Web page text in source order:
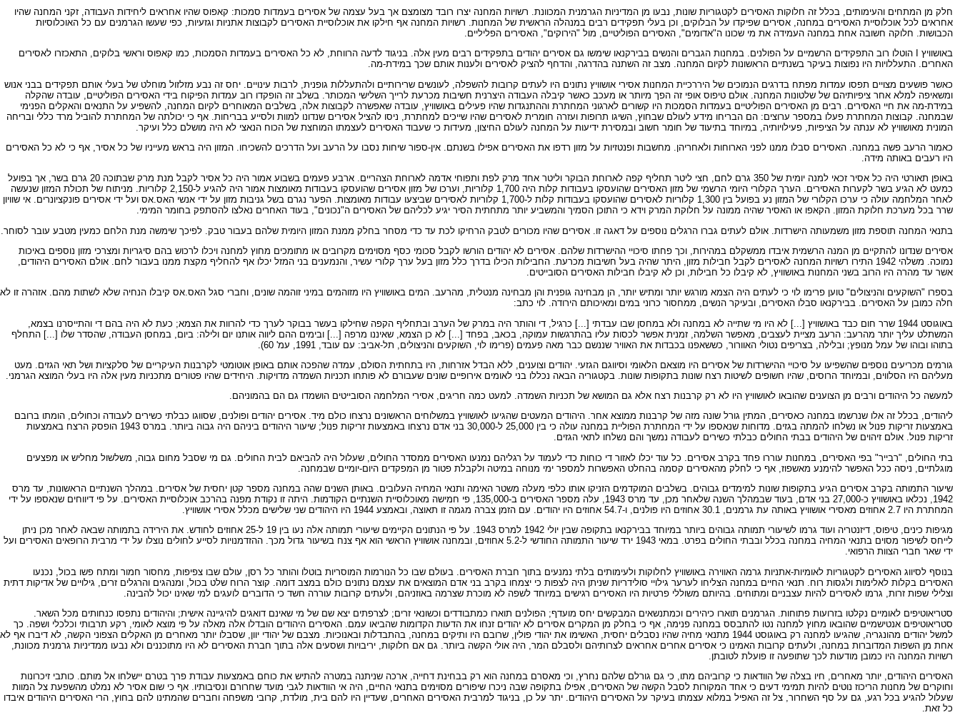
חלק מן המתחים והעימותים, בכלל זה חלוקות האסירים לקטגוריות שונות, נבעו מן המדיניות הגרמנית המכוונת. רשויות המחנה יצרו רובד מצומצם אך בעל עצמה של אסירים בעמדות סמכות: קאפוס שהיו אחראים ליחידות העבודה, זקני המחנה שהיו
אחראים לכל אוכלוסיית האסירים במחנה, אסירים שפיקדו על הבלוקים, וכן בעלי תפקידים רבים במנהלה הראשית של המחנות. רשויות המחנה אף חילקו את אוכלוסיית האסירים לקבוצות אתניות וגזעיות, כפי שעשו הגרמנים עם כל האוכלוסיות
הכבושות. חלוקה חשובה אחת במחנה העמידה את מי שכונו ה"אדומים", האסירים הפוליטיים, מול "הירוקים", האסירים הפליליים.
באושוויץ I הוטלו רוב התפקידים הרשמיים על הפולנים. במחנות הגברים והנשים בבירקנאו שימשו גם אסירים יהודים בתפקידים רבים מעין אלה. בניגוד לדעה הרווחת, לא כל האסירים בעמדות הסמכות, כמו קאפוס וראשי בלוקים, התאכזרו לאסירים
האחרים. התעללויות היו נפוצות בעיקר בשנתיים הראשונות לקיום המחנה. מצב זה השתנה בהדרגה, והדחף להציק לאסירים ולענות אותם שכך במידת-מה.
כאשר פושעים מצויים תפסו עמדות מפתח בדרגים הנמוכים של היררכיית המחנות אסירי אושוויץ נתונים היו לעתים קרובות להשפלה, לעונשים שרירותיים ולהתעללות גופנית, לרבות עינויים. יחס זה נבע מזלזול מוחלט של בעלי אותם תפקידים בבני אנוש
ומשאיפה למלא אחר ציפיותיהם של שלטונות המחנה. אולם טיפוס אופי זה הפך מיותר או מעכב כאשר קיבלה העבודה היצרנית חשיבות מכרעת לרייך השלישי המכותר. בשלב זה הופקדו רוב עמדות הפיקוח בידי האסירים הפוליטיים, עובדה שהקלה
במידת-מה את חיי האסירים. רבים מן האסירים הפוליטיים בעמדות הסמכות היו קשורים לארגוני המחתרת וההתנגדות שהיו פעילים באושוויץ, עובדה שאפשרה לקבוצות אלה, בשלבים המאוחרים לקיום המחנה, להשפיע על התנאים והאקלים הפנימי
שבמחנה. קבוצות המחתרת פעלו במספר ערוצים: הם הבריחו מידע לעולם שבחוץ, השיגו תרופות ועזרה חומרית לאסירים שהיו שייכים למחתרת, ניסו להציל אסירים שנדונו למוות ולסייע בבריחות. אף כי יכולתה של המחתרת להוביל מרד כללי ובריחה
המונית מאושוויץ לא ענתה על הציפיות, פעילויותיה, במיוחד בתיעוד של חומר חשוב ובמסירת ידיעות על המחנה לעולם החיצון, מעידות כי שעבוד האסירים לעצמתו המוחצת של הכוח הנאצי לא היה מושלם כלל ועיקר.
כאמור הרעב פשה במחנה. האסירים סבלו ממנו לפני הארוחות ולאחריהן. מחשבות ופנטזיות על מזון רדפו את האסירים אפילו בשנתם. אין-ספור שיחות נסבו על הרעב ועל הדרכים להשכיחו. המזון היה בראש מעייניו של כל אסיר, אף כי לא כל האסירים
היו רעבים באותה מידה.
באופן תאורטי היה כל אסיר זכאי למנה יומית של 350 גרם לחם, חצי ליטר תחליף קפה לארוחת הבוקר וליטר אחד מרק לפת ותפוחי אדמה לארוחת הצהריים. ארבע פעמים בשבוע אמור היה כל אסיר לקבל מנת מרק שבתוכה 20 גרם בשר, אך בפועל
כמעט לא הגיע בשר לקערות האסירים. הערך הקלורי היומי הרשמי של מזון האסירים שהועסקו בעבודות קלות היה 1,700 קלוריות, וערכו של מזון אסירים שהועסקו בעבודות מאומצות אמור היה להגיע ל-2,150 קלוריות. מניתוח של תכולת המזון שנעשה
לאחר המלחמה עולה כי ערכו הקלורי של המזון נע בפועל בין 1,300 קלוריות לאסירים שהועסקו בעבודות קלות ל-1,700 קלוריות לאסירים שביצעו עבודות מאומצות. הפער נגרם בשל גניבות מזון על ידי אנשי האס.אס ועל ידי אסירים פונקציונרים. אי שוויון
שרר בכל מערכת חלוקת המזון. הקאפו או האסיר שהיה ממונה על חלוקת המרק וידא כי התוכן הסמיך והמשביע יותר מתחתית הסיר יגיע לכליהם של האסירים ה"נכונים", בעוד האחרים נאלצו להסתפק בחומר המימי.
בתנאי המחנה תוספת מזון משמעותה הישרדות. אולם לעתים גברו הרגלים נוספים על דאגה זו. אסירים שהיו מכורים לטבק הרחיקו לכת עד כדי מסחר בחלק ממנת המזון היומית שלהם בעבור טבק. לפיכך שימשה מנת הלחם כמעין מטבע עובר לסוחר.
אסירים שנדונו להתקיים מן המנה הרשמית איבדו ממשקלם במהירות, וכך פחתו סיכויי ההישרדות שלהם. אסירים לא יהודים הורשו לקבל סכומי כסף מסוימים מקרובים או מתומכים מחוץ למחנה ויכלו לרכוש בהם סיגריות ומצרכי מזון נוספים באיכות
נמוכה. משלהי 1942 התירו רשויות המחנה לאסירים לקבל חבילות מזון, היתר שהיה בעל חשיבות מכרעת. החבילות הכילו בדרך כלל מזון בעל ערך קלורי עשיר, והנמענים בני המזל יכלו אף להחליף מקצת ממנו בעבור לחם. אולם האסירים היהודים,
אשר עד מהרה היו הרוב בשני המחנות באושוויץ, לא קיבלו כל חבילות, וכן לא קיבלו חבילות האסירים הסובייטים.
בספרו "השוקעים והניצולים" טוען פרימו לוי כי לעתים היה הצמא מורגש יותר ומתיש יותר, הן מבחינה גופנית והן מבחינה מנטלית, מהרעב. המים באושוויץ היו מזוהמים במיני זוהמה שונים, וחברי סגל האס.אס קיבלו הנחיה שלא לשתות מהם. אזהרה זו לא
חלה כמובן על האסירים. בבירקנאו סבלו האסירים, ובעיקר הנשים, ממחסור כרוני במים ומאיכותם הירודה. לוי כתב:
באוגוסט 1944 שרר חום כבד באושוויץ [...] לא היו מי שתייה לא במחנה ולא במחסן שבו עבדתי [...] כרגיל, די והותר היה במרק של הערב ובתחליף הקפה שחילקו בעשר בבוקר לערך כדי להרוות את הצמא; כעת לא היה בהם די והתייסרנו בצמא,
המשתלט עליך יותר מהרעב: הרעב מציית לעצבים, מאפשר השלמה, זמנית אפשר לכסות עליו בהתרגשות עמוקה, בכאב, בפחד [...] לא כן הצמא, שאיננו מרפה [...] ובימים ההם ליווה אותנו יום ולילה: ביום, במחסן העבודה, שהסדר שלו [...] התחלף
בתוהו ובוהו של עמל מנופץ; ובלילה, בצריפים נטולי האוורור, כששאפנו בכבדות את האוויר שננשם כבר מאה פעמים (פרימו לוי, השוקעים והניצולים, תל-אביב: עם עובד, 1991, עמ' 60).
גורמים מכריעים נוספים שהשפיעו על סיכויי ההישרדות של אסירים היו מוצאם הלאומי וסיווגם הגזעי. יהודים וצוענים, ללא הבדל אזרחות, היו בתחתית הסולם, עמדה שהפכה אותם באופן אוטומטי לקרבנות העיקריים של סלקציות ושל תאי הגזים. מעט
מעליהם היו הסלווים, ובמיוחד הרוסים, שהיו חשופים לשיטות רצח שונות בתקופות שונות. בקטגוריה הבאה נכללו בני לאומים אירופיים שונים שעבורם לא פותחו תכניות השמדה מדויקות. היחידים שהיו פטורים מתכניות מעין אלה היו בעלי המוצא הגרמני.
למעשה כל היהודים ורבים מן הצוענים שהובאו לאושוויץ היו לא רק קרבנות רצח אלא גם המושא של תכניות השמדה. למעט כמה חריגים, אסירי המלחמה הסובייטים הושמדו גם הם בהמוניהם.
ליהודים, בכלל זה אלו שנרשמו במחנה כאסירים, המתין גורל שונה מזה של קרבנות ממוצא אחר. היהודים המעטים שהגיעו לאושוויץ במשלוחים הראשונים נרצחו כולם מיד. אסירים יהודים ופולנים, שסווגו כבלתי כשירים לעבודה וכחולים, הומתו ברובם
באמצעות זריקות פנול או נשלחו להמתה בגזים. מדוחות שנאספו על ידי המחתרת הפוליית במחנה עולה כי בין 25,000 ל-30,000 בני אדם נרצחו באמצעות זריקות פנול; שיעור היהודים ביניהם היה גבוה ביותר. במרס 1943 הופסק הרצח באמצעות
זריקות פנול. אולם זיהוים של היהודים בבתי החולים כבלתי כשירים לעבודה נמשך והם נשלחו לתאי הגזים.
בתי החולים, "רבייר" בפי האסירים, במחנות עוררו פחד בקרב אסירים. כל עוד יכלו לאזור די כוחות כדי לעמוד על רגליהם נמנעו האסירים ממסדר החולים, שעלול היה להביאם לבית החולים. גם מי שסבל מחום גבוה, משלשול מחליש או מפצעים
מוגלתיים, ניסה ככל האפשר להימנע מאשפוז, אף כי לחלק מהאסירים קסמה בהחלט האפשרות למספר ימי מנוחה במיטה ולקבלת פטור מן המפקדים היום-יומיים שבמחנה.
שיעור התמותה בקרב אסירים הגיע בתקופות שונות למימדים גבוהים. בשלבים המוקדמים הזניקו אותו כלפי מעלה משטר האימה ותנאי המחיה העלובים. באותן השנים שהה במחנה מספר קטן יחסית של אסירים. במהלך השנתיים הראשונות, עד מרס
1942, נכלאו באושוויץ כ-27,000 בני אדם, בעוד שבמהלך השנה שלאחר מכן, עד מרס 1943, עלה מספר האסירים ב-135,000, פי חמישה מאוכלוסיית השנתיים הקודמות. היתה זו נקודת מפנה בהרכב אוכלוסיית האסירים. על פי דיווחים שנאספו על ידי
המחתרת היו 2.7 אחוזים מאסירי אושוויץ באותה עת גרמנים, 30.1 אחוזים היו פולנים, ו-54.7 אחוזים היו יהודים. עם הזמן צברה מגמה זו תאוצה, ובאמצע 1944 היו היהודים שני שלישים מכלל אסירי אושוויץ.
מגיפות כינים, טיפוס, דיזנטריה ועוד גרמו לשיעורי תמותה גבוהים ביותר במיוחד בבירקנאו בתקופה שבין יולי 1942 למרס 1943. על פי הנתונים הקיימים שיעורי תמותה אלה נעו בין 19 ל-25 אחוזים לחודש. את הירידה בתמותה שבאה לאחר מכן ניתן
לייחס לשיפור מסוים בתנאי המחיה במחנה בכלל ובבתי החולים בפרט. במאי 1943 ירד שיעור התמותה החודשי ל-5.2 אחוזים, ובמחנה אושוויץ הראשי הוא אף צנח בשיעור גדול מכך. ההזדמנויות לסייע לחולים נוצלו על ידי מרבית הרופאים האסירים ועל
ידי שאר חברי הצוות הרפואי.
בנוסף לסיווג האסירים לקטגוריות לאומיות-אתניות גרמה האווירה באושוויץ לחלוקות ולעימותים בלתי נמנעים בתוך חברת האסירים. בעולם שבו כל הנורמות המוסריות בוטלו והותר כל רסן, עולם שבו צפיפות, מחסור חמור ומתח פשו בכול, נכנעו
האסירים בקלות לאלימות ולגסות רוח. תנאי החיים במחנה הצליחו לערער גילויי סולידריות שניתן היה לצפות כי יצמחו בקרב בני אדם המוצאים את עצמם נתונים כולם במצב דומה. קוצר הרוח שלט בכול, ומנהגים והרגלים זרים, גילויים של אדיקות דתית
וצלילי שפות זרות, גרמו לאסירים להיות עצבניים ומתוחים. בהיותם משוללי פרטיות היו האסירים רגישים במיוחד לשפה לא מוכרת שצרמה באוזניהם, ולעתים קרובות עוררה חשד כי הדוברים לועגים למי שאינו יכול להבינה.
סטריאוטיפים לאומיים נקלטו בזרועות פתוחות. הגרמנים תוארו כיהירים וכמתנשאים המבקשים יחס מועדף; הפולנים תוארו כמתבודדים וכשונאי זרים; לצרפתים יצא שם של מי שאינם דואגים להיגיינה אישית; והיהודים נתפסו כנחותים מכל השאר.
סטריאוטיפים אנטישמיים שהובאו מחוץ למחנה נטו להתבסס במחנה פנימה, אף כי בחלק מן המקרים אסירים לא יהודים זנחו את הדעות הקדומות שהביאו עמם. האסירים היהודים הובדלו אלה מאלה על פי מוצא לאומי, רקע תרבותי וכלכלי ושפה. כך
למשל יהודים מהונגריה, שהגיעו למחנה רק באוגוסט 1944 מתנאי מחיה שהיו נסבלים יחסית, האשימו את יהודי פולין, שרובם היו ותיקים במחנה, בהתבדלות ובאנוכיות. מצבם של יהודי יוון, שסבלו יותר מאחרים מן האקלים הצפוני הקשה, לא דיברו אף לא
אחת מן השפות המדוברות במחנה, ולעתים קרובות האמינו כי אסירים אחרים אחראים לצרותיהם ולסבלם המר, היה אולי הקשה ביותר. גם אם חלוקות, יריבויות ושסעים אלה בתוך חברת האסירים לא היו מתוכננים ולא נבעו ממדיניות גרמנית מכוונת,
רשויות המחנה היו כמובן מודעות לכך שתופעה זו פועלת לטובתן.
האסירים היהודים, יותר מאחרים, חיו בצלה של הוודאות כי קרוביהם מתו, כי גם גורלם שלהם נחרץ, וכי מאסרם במחנה הוא רק בבחינת דחייה, ארכה שניתנה במטרה להתיש את כוחם באמצעות עבודת פרך בטרם יישלחו אל מותם. כותבי זיכרונות
וחוקרים של מחנות הריכוז נוטים להיות תמימי דעים כי אחד המקורות לסבל הקשה של האסירים, אפילו בתקופה שבה ניכרו שיפורים מסוימים בתנאי החיים, היה אי הוודאות לגבי מועד שחרורם ונסיבותיו. אף כי שום אסיר לא נמלט מהשפעת צל המוות
שעלול להגיע בכל רגע, גם על סף השחרור, צל זה האפיל במלוא עצמתו בעיקר על האסירים היהודים. יתר על כן, בניגוד למרבית האסירים האחרים, שעדיין היו להם בית, מולדת, קרובי משפחה וחברים שהמתינו להם בחוץ, הרי האסירים היהודים איבדו
כל זאת.